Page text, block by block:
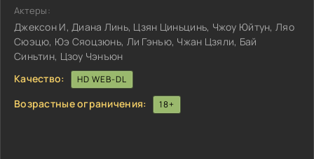
Актеры:
Джексон И, Диана Линь, Цзян Циньцинь, Чжоу Юйтун, Ляо
Сюэцю, Юэ Сяоцзюнь, Ли Гэнъю, Чжан Цзяли, Бай
Синьтин, Цзоу Чэнъюн
Качество:
HD WEB-DL
Возрастные ограничения: 18+